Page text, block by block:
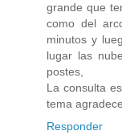
grande que
como del
minutos y
lugar las
postes,
La consulta
tema
Responder